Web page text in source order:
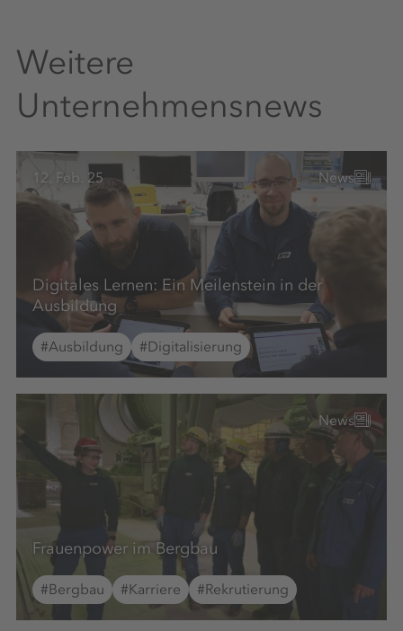
Weitere
Unternehmensnews
12. Feb. 25 News
Digitales Lernen: Ein Meilenstein in der
Ausbildung
#Ausbildung #Digitalisierung
News
Frauenpower im Bergbau
#Bergbau #Karriere #Rekrutierung